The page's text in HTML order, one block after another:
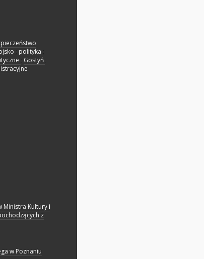
polityka
Gostyń
Ministra Kultury i
z
w Poznaniu